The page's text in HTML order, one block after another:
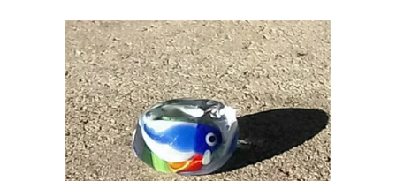
hvězdiček.